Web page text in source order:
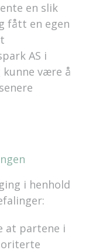
en slik
fått en egen
AS i
kunne være å
i henhold
at partene i